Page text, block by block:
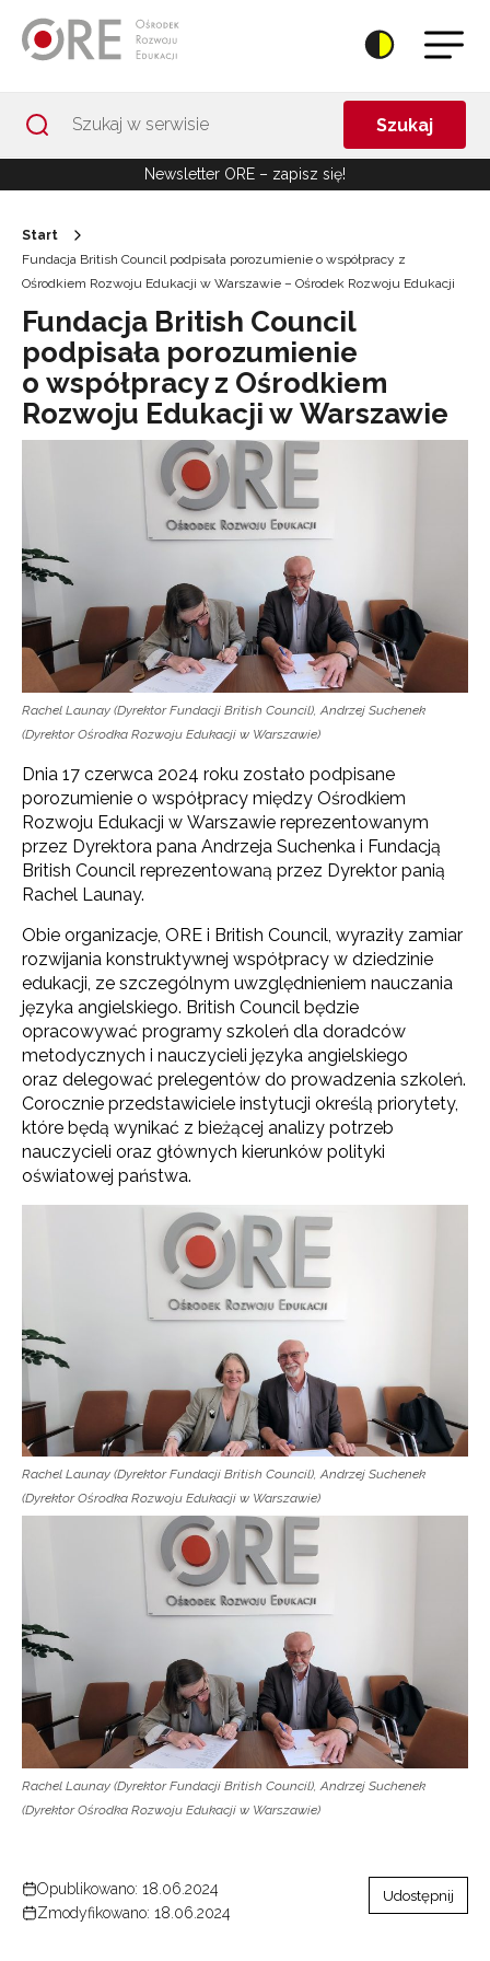
Szukaj
Newsletter ORE – zapisz się!
Start
Fundacja British Council podpisała porozumienie o współpracy z
Ośrodkiem Rozwoju Edukacji w Warszawie – Ośrodek Rozwoju Edukacji
Fundacja British Council
podpisała porozumienie
o współpracy z Ośrodkiem
Rozwoju Edukacji w Warszawie
Rachel Launay (Dyrektor Fundacji British Council), Andrzej Suchenek
(Dyrektor Ośrodka Rozwoju Edukacji w Warszawie)
Dnia 17 czerwca 2024 roku zostało podpisane
porozumienie o współpracy między Ośrodkiem
Rozwoju Edukacji w Warszawie reprezentowanym
przez Dyrektora pana Andrzeja Suchenka i Fundacją
British Council reprezentowaną przez Dyrektor panią
Rachel Launay.
Obie organizacje, ORE i British Council, wyraziły zamiar
rozwijania konstruktywnej współpracy w dziedzinie
edukacji, ze szczególnym uwzględnieniem nauczania
języka angielskiego. British Council będzie
opracowywać programy szkoleń dla doradców
metodycznych i nauczycieli języka angielskiego
oraz delegować prelegentów do prowadzenia szkoleń.
Corocznie przedstawiciele instytucji określą priorytety,
które będą wynikać z bieżącej analizy potrzeb
nauczycieli oraz głównych kierunków polityki
oświatowej państwa.
Rachel Launay (Dyrektor Fundacji British Council), Andrzej Suchenek
(Dyrektor Ośrodka Rozwoju Edukacji w Warszawie)
Rachel Launay (Dyrektor Fundacji British Council), Andrzej Suchenek
(Dyrektor Ośrodka Rozwoju Edukacji w Warszawie)
Opublikowano: 18.06.2024
Zmodyfikowano: 18.06.2024
Udostępnij